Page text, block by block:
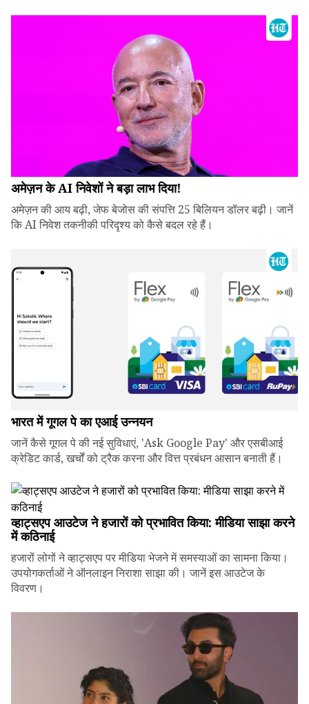
अमेज़न के AI निवेशों ने बड़ा लाभ दिया!
अमेज़न की आय बढ़ी, जेफ बेजोस की संपत्ति 25 बिलियन डॉलर बढ़ी। जानें
कि AI निवेश तकनीकी परिदृश्य को कैसे बदल रहे हैं।
भारत में गूगल पे का एआई उन्नयन
जानें कैसे गूगल पे की नई सुविधाएं, 'Ask Google Pay' और एसबीआई
क्रेडिट कार्ड, खर्चों को ट्रैक करना और वित्त प्रबंधन आसान बनाती हैं।
व्हाट्सएप आउटेज ने हजारों को प्रभावित किया: मीडिया साझा करने
में कठिनाई
हजारों लोगों ने व्हाट्सएप पर मीडिया भेजने में समस्याओं का सामना किया।
उपयोगकर्ताओं ने ऑनलाइन निराशा साझा की। जानें इस आउटेज के
विवरण।